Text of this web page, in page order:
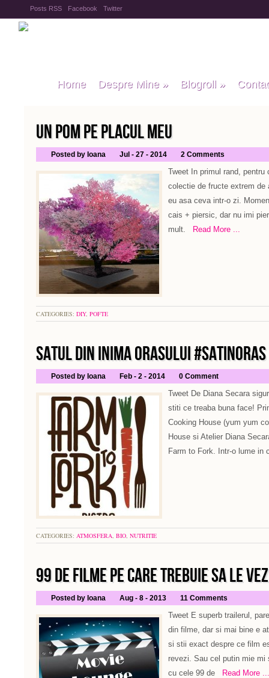
Posts RSS Facebook Twitter
Home Despre Mine» Blogroll »
UN POM PE PLACUL MEU
Posted by Ioana Jul - 27 - 2014 2 Comments
Tweet In primul rand,
colectie de fructe extrem
eu asa ceva intr-o zi.
cais + piersic, dar nu imi
mult. Read More ...
CATEGORIES: DIY, POFTE
SATUL DIN INIMA ORASULUI #SATINORAS
Posted by Ioana Feb - 2 - 2014 0 Comment
Tweet De Diana Secara
stiti ce treaba buna face!
Cooking House (yum yum
House si Atelier Diana
Farm to Fork. Intr-o lume in
CATEGORIES: ATMOSFERA, BIO, NUTRITIE
99 DE FILME PE CARE TREBUIE SA LE
Posted by Ioana Aug - 8 - 2013 11 Comments
Tweet E superb trailerul,
din filme, dar si mai bine e
si stii exact despre ce film
revezi. Sau cel putin mie
cu cele 99 de Read More ...